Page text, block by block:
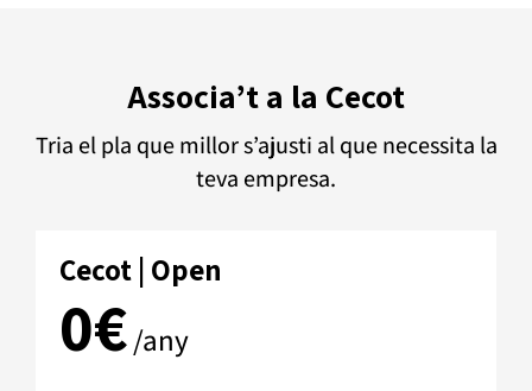
Associa’t a la Cecot
Tria el pla que millor s’ajusti al que necessita la
teva empresa.
Cecot | Open
0€/any